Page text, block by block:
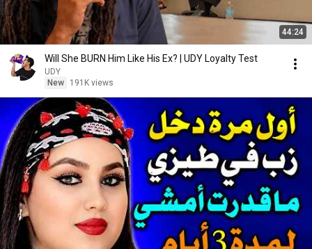
44:24
Will She BURN Him Like His Ex? | UDY Loyalty Test
UDY
New
191K views